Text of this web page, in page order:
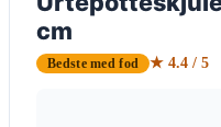
cm
Bedste med fod ★ 4.4 / 5